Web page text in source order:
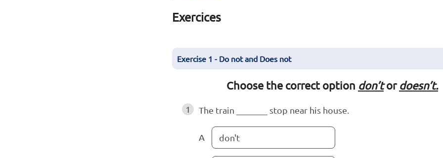
Exercices
Exercise 1 - Do not and Does not
Choose the correct option don’tor doesn’t.
1 The train _______ stop near his house.
A don't